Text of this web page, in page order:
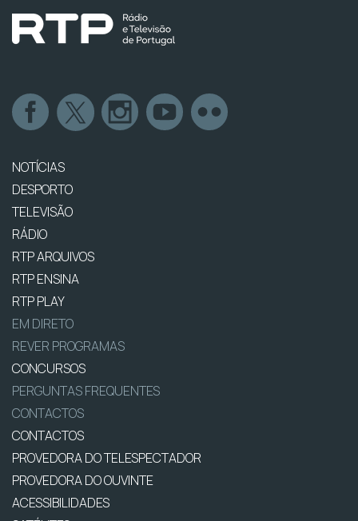
NOTÍCIAS
DESPORTO
TELEVISÃO
RÁDIO
RTP ARQUIVOS
RTP ENSINA
RTP PLAY
EM DIRETO
REVER PROGRAMAS
CONCURSOS
PERGUNTAS FREQUENTES
CONTACTOS
CONTACTOS
PROVEDORA DO TELESPECTADOR
PROVEDORA DO OUVINTE
ACESSIBILIDADES